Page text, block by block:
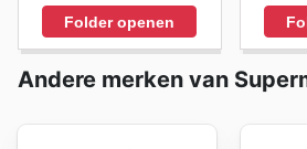
bestemming blijft voor
Het is een proactieve
Marken-Discount's website
Folder openen
Andere merken van